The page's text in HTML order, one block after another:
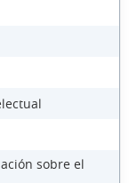
sobre el